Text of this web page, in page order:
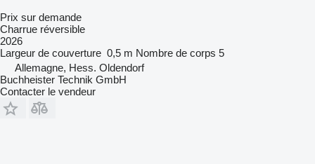
Prix sur demande
Charrue réversible
2026
Largeur de couverture 0,5 m Nombre de corps 5
Allemagne, Hess. Oldendorf
Buchheister Technik GmbH
Contacter le vendeur